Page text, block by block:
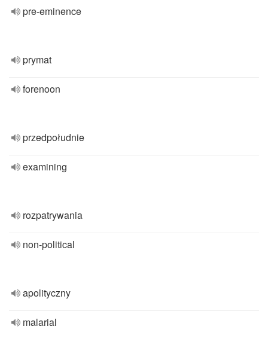
pre-eminence
prymat
forenoon
przedpołudnie
examining
rozpatrywania
non-political
apolityczny
malarial